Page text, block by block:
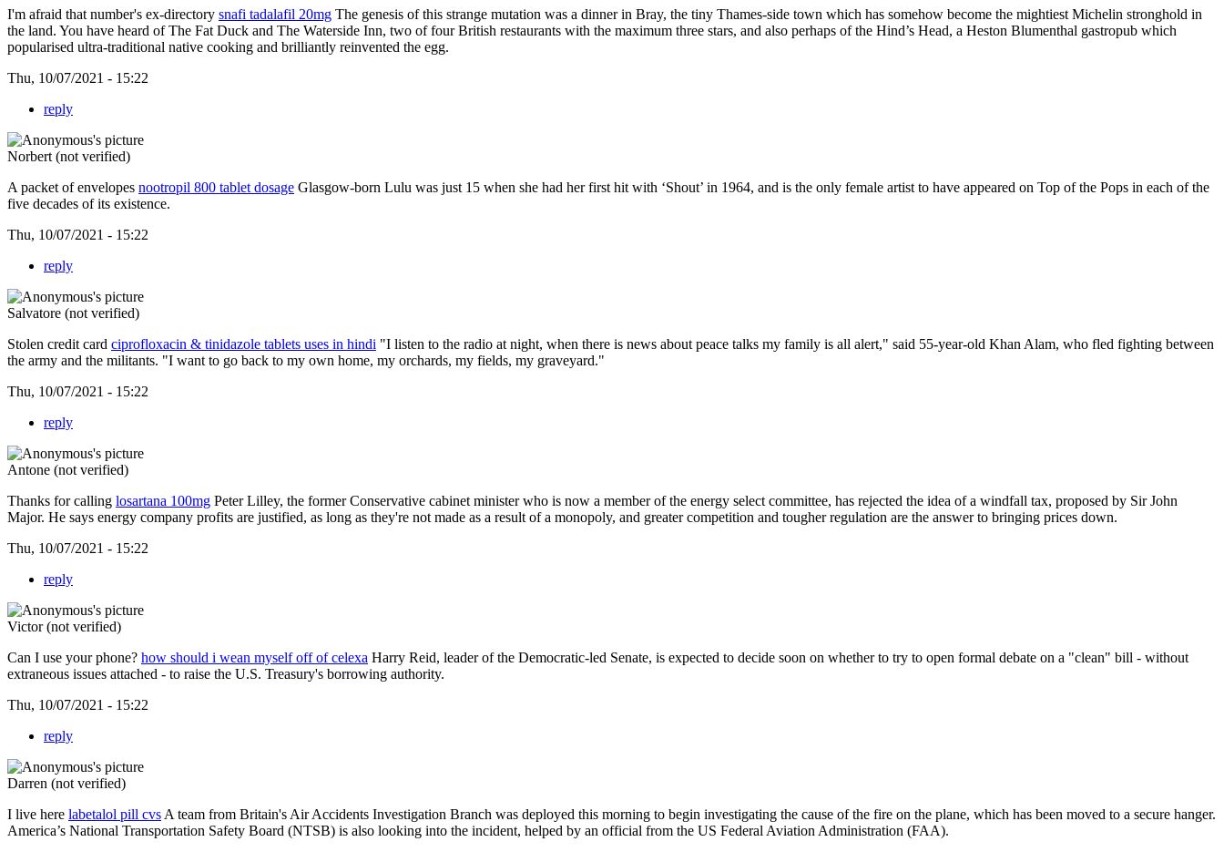
I'm afraid that number's ex-directory snafi tadalafil 20mg The genesis of this strange mutation was a dinner in Bray, the tiny Thames-side town which has somehow become the mightiest Michelin stronghold in
the land. You have heard of The Fat Duck and The Waterside Inn, two of four British restaurants with the maximum three stars, and also perhaps of the Hind’s Head, a Heston Blumenthal gastropub which
popularised ultra-traditional native cooking and brilliantly reinvented the egg.
Thu, 10/07/2021 - 15:22
reply
Norbert (not verified)
A packet of envelopes nootropil 800 tablet dosage Glasgow-born Lulu was just 15 when she had her first hit with ‘Shout’ in 1964, and is the only female artist to have appeared on Top of the Pops in each of the
five decades of its existence.
Thu, 10/07/2021 - 15:22
reply
Salvatore (not verified)
Stolen credit card ciprofloxacin & tinidazole tablets uses in hindi "I listen to the radio at night, when there is news about peace talks my family is all alert," said 55-year-old Khan Alam, who fled fighting between
the army and the militants. "I want to go back to my own home, my orchards, my fields, my graveyard."
Thu, 10/07/2021 - 15:22
reply
Antone (not verified)
Thanks for calling losartana 100mg Peter Lilley, the former Conservative cabinet minister who is now a member of the energy select committee, has rejected the idea of a windfall tax, proposed by Sir John
Major. He says energy company profits are justified, as long as they're not made as a result of a monopoly, and greater competition and tougher regulation are the answer to bringing prices down.
Thu, 10/07/2021 - 15:22
reply
Victor (not verified)
Can I use your phone? how should i wean myself off of celexa Harry Reid, leader of the Democratic-led Senate, is expected to decide soon on whether to try to open formal debate on a "clean" bill - without
extraneous issues attached - to raise the U.S. Treasury's borrowing authority.
Thu, 10/07/2021 - 15:22
reply
Darren (not verified)
I live here labetalol pill cvs A team from Britain's Air Accidents Investigation Branch was deployed this morning to begin investigating the cause of the fire on the plane, which has been moved to a secure hanger.
America’s National Transportation Safety Board (NTSB) is also looking into the incident, helped by an official from the US Federal Aviation Administration (FAA).